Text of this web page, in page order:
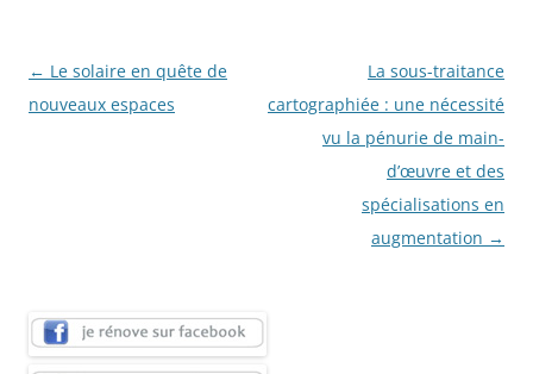
Navigation
des
← Le solaire en quête de
nouveaux espaces
La sous-traitance
cartographiée : une nécessité
vu la pénurie de main-
d’œuvre et des
spécialisations en
augmentation →